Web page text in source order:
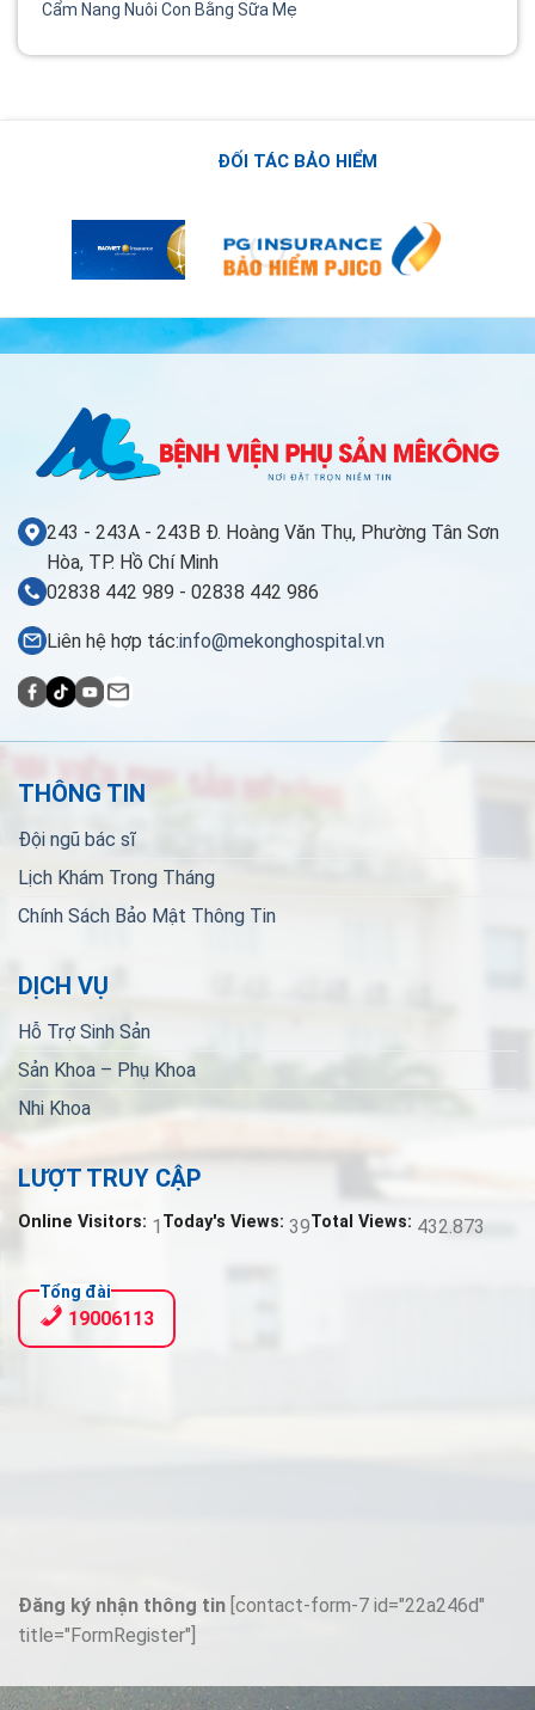
Cẩm Nang Nuôi Con Bằng Sữa Mẹ
ĐỐI TÁC BẢO HIỂM
243 - 243A - 243B Đ. Hoàng Văn Thụ, Phường Tân Sơn
Hòa, TP. Hồ Chí Minh
02838 442 989 - 02838 442 986
Liên hệ hợp tác:info@mekonghospital.vn
THÔNG TIN
Đội ngũ bác sĩ
Lịch Khám Trong Tháng
Chính Sách Bảo Mật Thông Tin
DỊCH VỤ
Hỗ Trợ Sinh Sản
Sản Khoa – Phụ Khoa
Nhi Khoa
LƯỢT TRUY CẬP
Online Visitors: 1 Today's Views: 39Total Views: 432.873
Tổng đài
19006113
Đăng ký nhận thông tin [contact-form-7 id="22a246d"
title="FormRegister"]